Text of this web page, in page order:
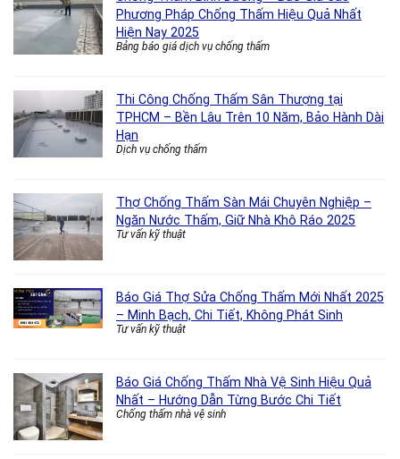
Phương Pháp Chống Thấm Hiệu Quả Nhất
Hiện Nay 2025
Bảng báo giá dịch vụ chống thấm
Thi Công Chống Thấm Sân Thượng tại
TPHCM – Bền Lâu Trên 10 Năm, Bảo Hành Dài
Hạn
Dịch vụ chống thấm
Thợ Chống Thấm Sàn Mái Chuyên Nghiệp –
Ngăn Nước Thấm, Giữ Nhà Khô Ráo 2025
Tư vấn kỹ thuật
Báo Giá Thợ Sửa Chống Thấm Mới Nhất 2025
– Minh Bạch, Chi Tiết, Không Phát Sinh
Tư vấn kỹ thuật
Báo Giá Chống Thấm Nhà Vệ Sinh Hiệu Quả
Nhất – Hướng Dẫn Từng Bước Chi Tiết
Chống thấm nhà vệ sinh